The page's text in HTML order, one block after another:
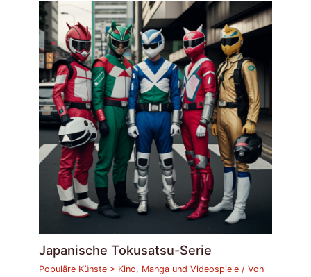
Japanische Tokusatsu-Serie
Populäre Künste > Kino, Manga und Videospiele / Von